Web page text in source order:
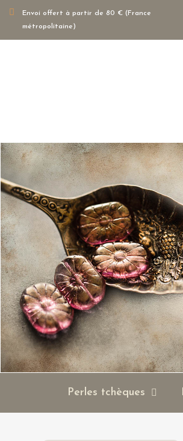
Envoi offert à partir de 80 € (France
métropolitaine)
Perles tchèques